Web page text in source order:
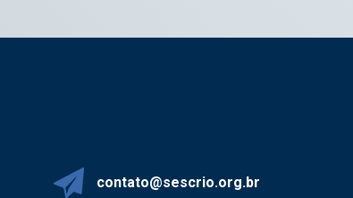
contato@sescrio.org.br